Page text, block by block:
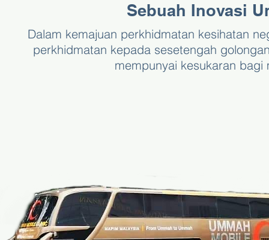
Sebuah Inovasi
Dalam kemajuan perkhidmatan kesihatan
perkhidmatan kepada sesetengah
mempunyai kesukaran